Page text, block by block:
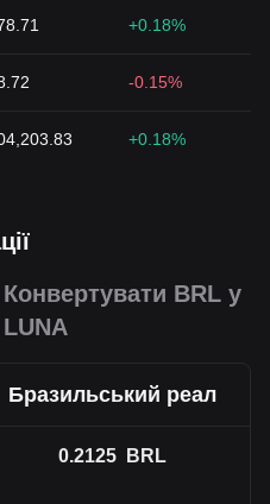
+0.18%
-0.15%
+0.18%
Конвертувати BRL у
LUNA
Бразильський реал
0.2125 BRL